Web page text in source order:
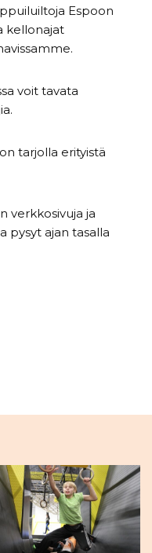
Espoon
kellonajat
voit tavata
tarjolla erityistä
verkkosivuja ja
pysyt ajan tasalla